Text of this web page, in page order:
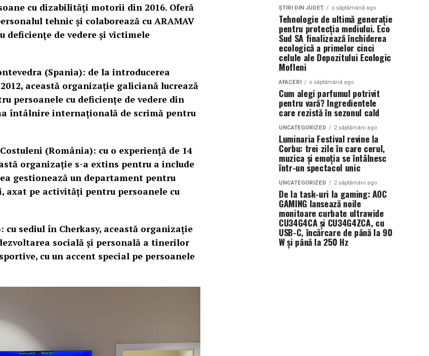
cu dizabilități motorii din 2016. Oferă
tehnic și colaborează cu ARAMAV
deficiențe de vedere și victimele
(Spania): de la introducerea
această organizație galiciană lucrează
persoanele cu deficiențe de vedere din
întâlnire internațională de scrimă pentru
(România): cu o experiență de 14
organizație s-a extins pentru a include
gestionează un departament pentru
axat pe activități pentru persoanele cu
cu sediul în Cherkasy, această organizație
socială și personală a tinerilor
cu un accent special pe persoanele
ȘTIRI DIN JUDEȚ o săptămână ago
Tehnologie de ultimă generație
pentru protecția mediului. Eco
Sud SA finalizează închiderea
ecologică a primelor cinci
celule ale Depozitului Ecologic
Mofleni
AFACERI o săptămână ago
Cum alegi parfumul potrivit
pentru vară? Ingredientele
care rezistă în sezonul cald
UNCATEGORIZED 2 săptămâni ago
Luminaria Festival revine la
Corbu: trei zile în care cerul,
muzica și emoția se întâlnesc
într-un spectacol unic
UNCATEGORIZED 2 săptămâni ago
De la task-uri la gaming: AOC
GAMING lansează noile
monitoare curbate ultrawide
CU34G4CA și CU34G4ZCA, cu
USB-C, încărcare de până la 90
W și până la 250 Hz